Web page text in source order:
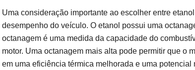
Uma consideração importante ao escolher entre
desempenho do veículo. O etanol possui uma
octanagem é uma medida da capacidade do
motor. Uma octanagem mais alta pode permitir que o
em uma eficiência térmica melhorada e uma potencial